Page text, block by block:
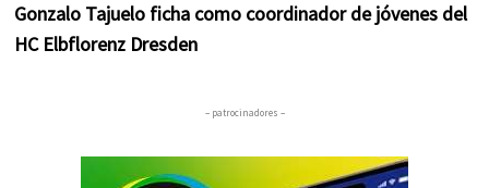
Gonzalo Tajuelo ficha como coordinador de jóvenes del
HC Elbflorenz Dresden
– patrocinadores –